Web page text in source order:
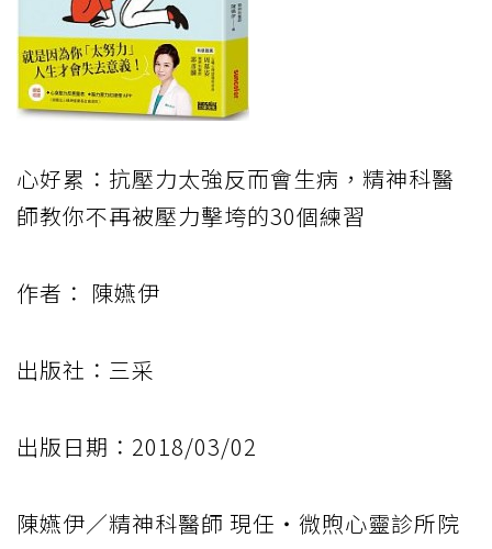
心好累：抗壓力太強反而會生病，精神科醫
師教你不再被壓力擊垮的30個練習
作者： 陳嬿伊
出版社：三采
出版日期：2018/03/02
陳嬿伊／精神科醫師 現任‧微煦心靈診所院